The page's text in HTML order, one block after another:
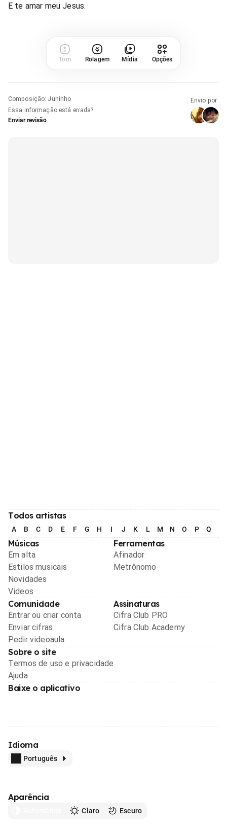
E te amar meu Jesus.
Tom Rolagem Mídia Opções
Composição: Juninho
Essa informação está errada?
Enviar revisão
Envio por
Todos artistas
A B C D E F G H I J K L M N O P Q
Músicas
Em alta
Estilos musicais
Novidades
Videos
Ferramentas
Afinador
Metrônomo
Comunidade
Entrar ou criar conta
Enviar cifras
Pedir videoaula
Assinaturas
Cifra Club PRO
Cifra Club Academy
Sobre o site
Termos de uso e privacidade
Ajuda
Baixe o aplicativo
Idioma
Português
Aparência
Claro Escuro